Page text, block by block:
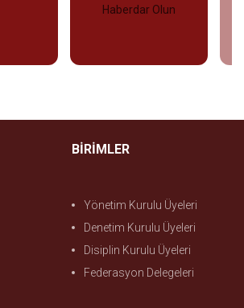
Haberdar Olun
BİRİMLER
Yönetim Kurulu Üyeleri
Denetim Kurulu Üyeleri
Disiplin Kurulu Üyeleri
Federasyon Delegeleri